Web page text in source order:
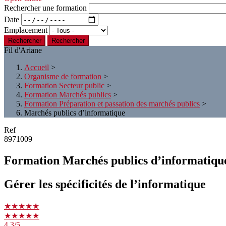
Rechercher une formation
Date
Emplacement
Rechercher
Fil d'Ariane
Accueil >
Organisme de formation >
Formation Secteur public >
Formation Marchés publics >
Formation Préparation et passation des marchés publics >
Marchés publics d’informatique
Ref
8971009
Formation Marchés publics
Gérer les spécificités de l’informatique
★★★★★
★★★★★